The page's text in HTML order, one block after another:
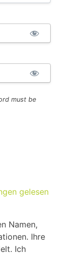
must be
gelesen
Namen,
Ihre
Ich